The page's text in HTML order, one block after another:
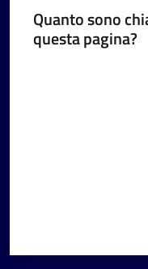
Quanto sono
questa pagina?